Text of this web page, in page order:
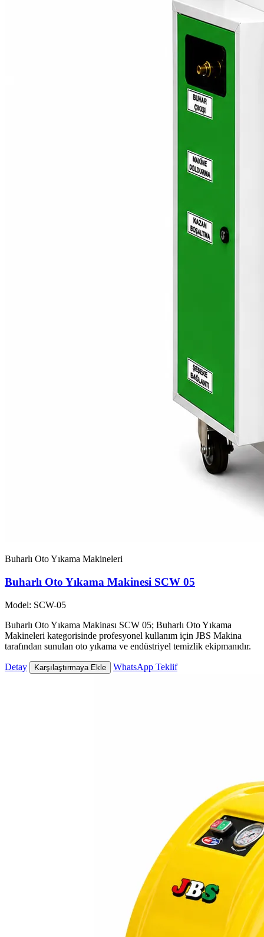
Buharlı Oto Yıkama Makineleri
Buharlı Oto Yıkama Makinesi SCW 05
Model: SCW-05
Buharlı Oto Yıkama Makinası SCW 05; Buharlı Oto Yıkama
Makineleri kategorisinde profesyonel kullanım için JBS Makina
tarafından sunulan oto yıkama ve endüstriyel temizlik ekipmanıdır.
Detay Karşılaştırmaya Ekle WhatsApp Teklif